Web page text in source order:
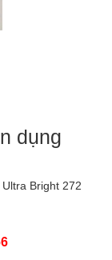
dụng
Bright 272